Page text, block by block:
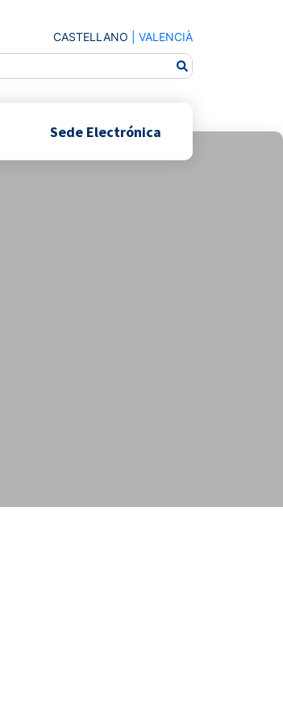
CASTELLANO VALENCIÀ
Sede Electrónica